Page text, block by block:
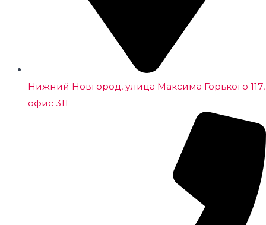
Нижний Новгород, улица Максима Горького 117,
офис 311